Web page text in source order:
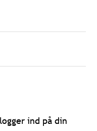
ind på din